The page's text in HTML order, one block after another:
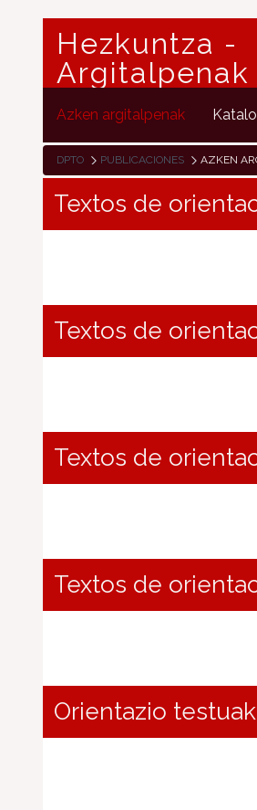
Hezkuntza -
Argitalpenak
Azken argitalpenak
DPTO PUBLICACIONES AZKEN
Textos de
Textos de
Textos de
Textos de
Orientazio